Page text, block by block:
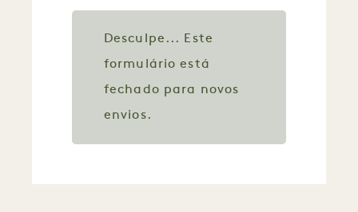
MENSAGEM DE ESTADO
Desculpe... Este
formulário está
fechado para novos
envios.